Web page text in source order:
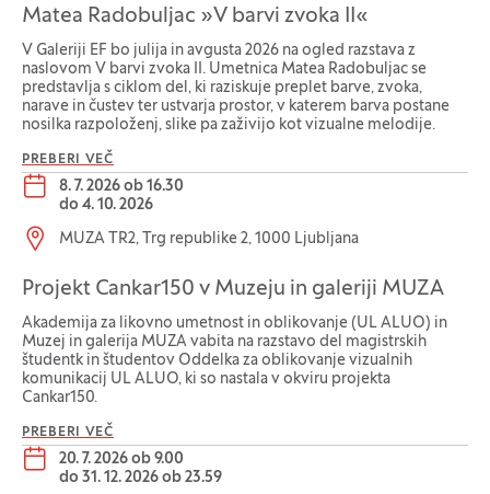
Matea Radobuljac »V barvi zvoka II«
V Galeriji EF bo julija in avgusta 2026 na ogled razstava z
naslovom V barvi zvoka II. Umetnica Matea Radobuljac se
predstavlja s ciklom del, ki raziskuje preplet barve, zvoka,
narave in čustev ter ustvarja prostor, v katerem barva postane
nosilka razpoloženj, slike pa zaživijo kot vizualne melodije.
PREBERI VEČ
Datum dogodka:
8. 7. 2026 ob 16.30
do 4. 10. 2026
Lokacija dogodka:
MUZA TR2, Trg republike 2, 1000 Ljubljana
Projekt Cankar150 v Muzeju in galeriji MUZA
Akademija za likovno umetnost in oblikovanje (UL ALUO) in
Muzej in galerija MUZA vabita na razstavo del magistrskih
študentk in študentov Oddelka za oblikovanje vizualnih
komunikacij UL ALUO, ki so nastala v okviru projekta
Cankar150.
PREBERI VEČ
Datum dogodka:
20. 7. 2026 ob 9.00
do 31. 12. 2026 ob 23.59